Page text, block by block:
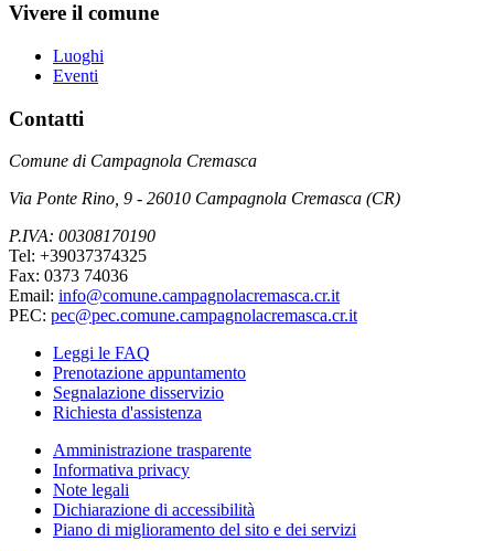
Vivere il comune
Luoghi
Eventi
Contatti
Comune di Campagnola Cremasca
Via Ponte Rino, 9 - 26010 Campagnola Cremasca (CR)
P.IVA: 00308170190
Tel: +39037374325
Fax: 0373 74036
Email: info@comune.campagnolacremasca.cr.it
PEC: pec@pec.comune.campagnolacremasca.cr.it
Leggi le FAQ
Prenotazione appuntamento
Segnalazione disservizio
Richiesta d'assistenza
Amministrazione trasparente
Informativa privacy
Note legali
Dichiarazione di accessibilità
Piano di miglioramento del sito e dei servizi